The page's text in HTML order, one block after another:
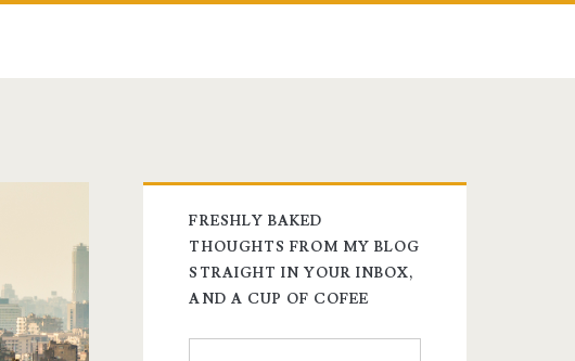
FRESHLY BAKED
THOUGHTS FROM MY BLOG
STRAIGHT IN YOUR INBOX,
AND A CUP OF COFEE